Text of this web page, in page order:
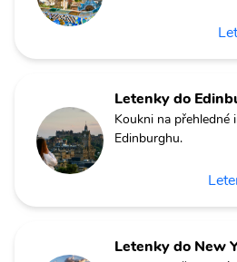
Letenky do
Koukni na přehledné
Edinburghu.
Letenky do New